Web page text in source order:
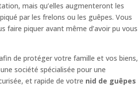
mais qu’elles augmenteront les
par les frelons ou les guêpes. Vous
faire piquer avant même d’avoir pu vous
de protéger votre famille et vos biens,
société spécialisée pour une
et rapide de votre nid de guêpes